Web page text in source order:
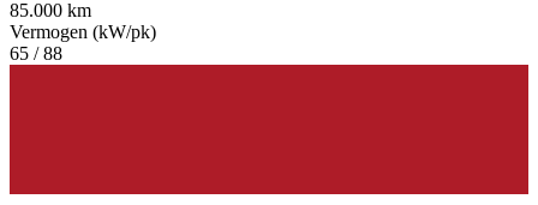
85.000 km
Vermogen (kW/pk)
65 / 88